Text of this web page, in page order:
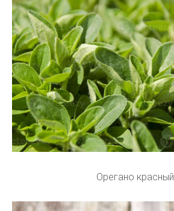
Орегано красный